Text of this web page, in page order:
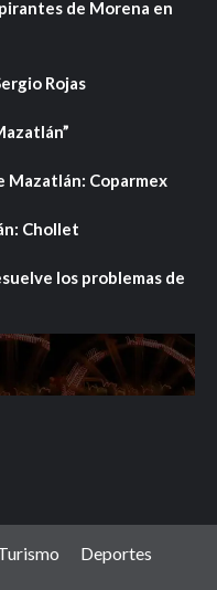
de Morena en
Rojas
Mazatlán: Coparmex
Chollet
los problemas de
Deportes